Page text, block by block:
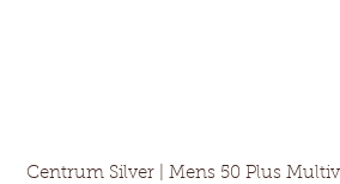
Centrum Silver | Mens 50 Plus